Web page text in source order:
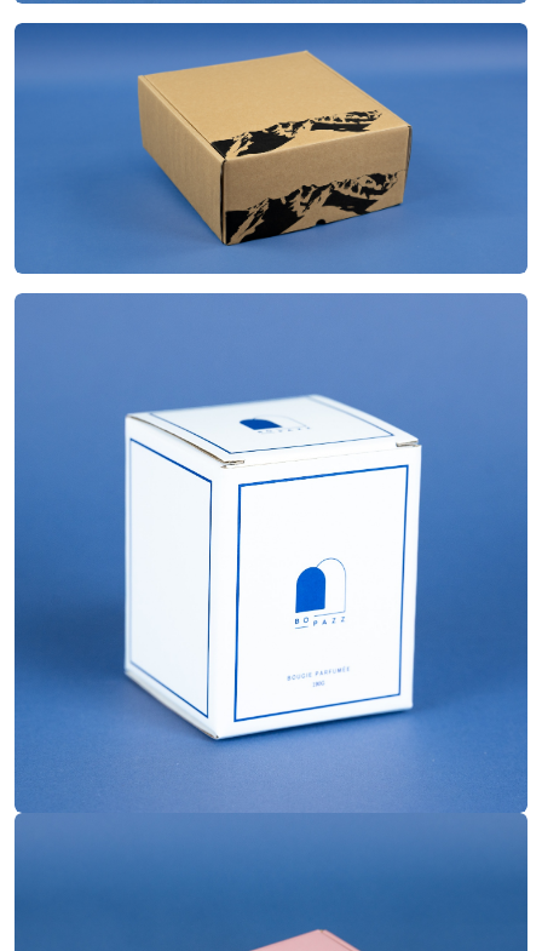
Boite à oreilles
24.8x28x11 cm
Quadrichromie
Dimensions
7.8x7.8x9.5 cm
Impression
Quadrichromie
Pelliculage mat